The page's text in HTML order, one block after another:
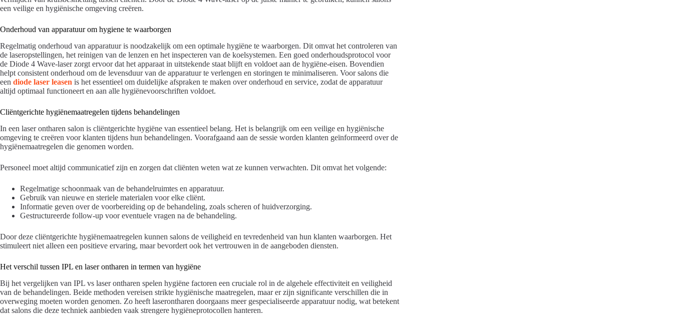
een veilige en hygiënische omgeving creëren.
Onderhoud van apparatuur om hygiene te waarborgen
Regelmatig onderhoud van apparatuur is noodzakelijk om een optimale hygiëne te waarborgen. Dit omvat het controleren van
de laseropstellingen, het reinigen van de lenzen en het inspecteren van de koelsystemen. Een goed onderhoudsprotocol voor
de Diode 4 Wave-laser zorgt ervoor dat het apparaat in uitstekende staat blijft en voldoet aan de hygiëne-eisen. Bovendien
helpt consistent onderhoud om de levensduur van de apparatuur te verlengen en storingen te minimaliseren. Voor salons die
een diode laser leasen is het essentieel om duidelijke afspraken te maken over onderhoud en service, zodat de apparatuur
altijd optimaal functioneert en aan alle hygiënevoorschriften voldoet.
Cliëntgerichte hygiënemaatregelen tijdens behandelingen
In een laser ontharen salon is cliëntgerichte hygiëne van essentieel belang. Het is belangrijk om een veilige en hygiënische
omgeving te creëren voor klanten tijdens hun behandelingen. Voorafgaand aan de sessie worden klanten geïnformeerd over de
hygiënemaatregelen die genomen worden.
Personeel moet altijd communicatief zijn en zorgen dat cliënten weten wat ze kunnen verwachten. Dit omvat het volgende:
Regelmatige schoonmaak van de behandelruimtes en apparatuur.
Gebruik van nieuwe en steriele materialen voor elke cliënt.
Informatie geven over de voorbereiding op de behandeling, zoals scheren of huidverzorging.
Gestructureerde follow-up voor eventuele vragen na de behandeling.
Door deze cliëntgerichte hygiënemaatregelen kunnen salons de veiligheid en tevredenheid van hun klanten waarborgen. Het
stimuleert niet alleen een positieve ervaring, maar bevordert ook het vertrouwen in de aangeboden diensten.
Het verschil tussen IPL en laser ontharen in termen van hygiëne
Bij het vergelijken van IPL vs laser ontharen spelen hygiëne factoren een cruciale rol in de algehele effectiviteit en veiligheid
van de behandelingen. Beide methoden vereisen strikte hygiënische maatregelen, maar er zijn significante verschillen die in
overweging moeten worden genomen. Zo heeft laserontharen doorgaans meer gespecialiseerde apparatuur nodig, wat betekent
dat salons die deze techniek aanbieden vaak strengere hygiëneprotocollen hanteren.